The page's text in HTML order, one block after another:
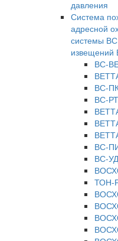
давления
Система
адресной
системы
извещений
ВС-
ВС-
ВС-
ВС-
ВС-
ТОН-